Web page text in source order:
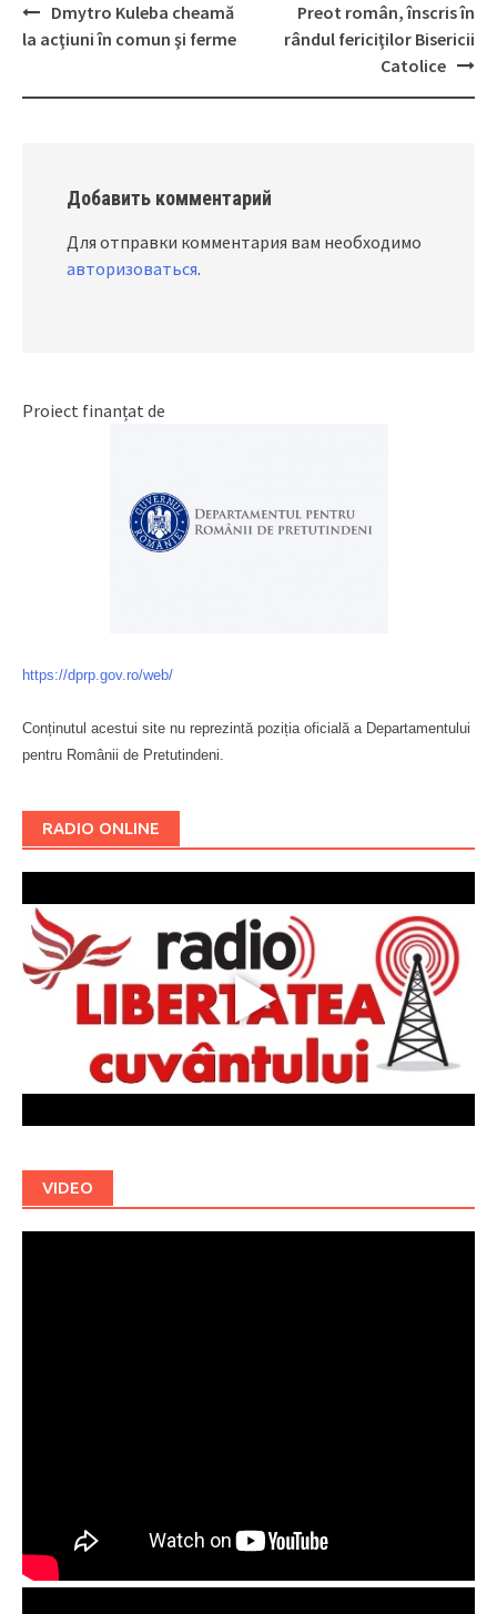
Post
Dmytro Kuleba cheamă
la acţiuni în comun şi ferme
Preot român, înscris în
rândul fericiţilor Bisericii
Catolice
Добавить комментарий
Для отправки комментария вам необходимо
авторизоваться.
Proiect finanțat de
https://dprp.gov.ro/web/
Conținutul acestui site nu reprezintă poziția oficială a Departamentului
pentru Românii de Pretutindeni.
RADIO ONLINE
VIDEO